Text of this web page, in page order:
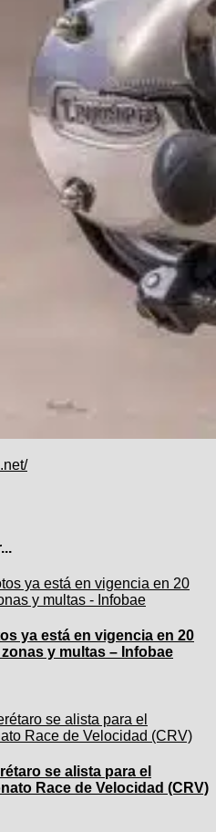
ya está en vigencia en 20
y multas – Infobae
se alista para el
Race de Velocidad (CRV)